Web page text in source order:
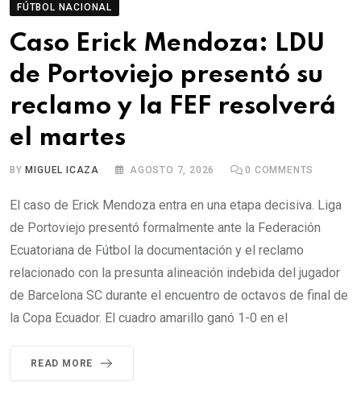
FÚTBOL NACIONAL
Caso Erick Mendoza: LDU
de Portoviejo presentó su
reclamo y la FEF resolverá
el martes
BYMIGUEL ICAZA AGOSTO 7, 2026 0 COMMENTS
El caso de Erick Mendoza entra en una etapa decisiva. Liga
de Portoviejo presentó formalmente ante la Federación
Ecuatoriana de Fútbol la documentación y el reclamo
relacionado con la presunta alineación indebida del jugador
de Barcelona SC durante el encuentro de octavos de final de
la Copa Ecuador. El cuadro amarillo ganó 1-0 en el
READ MORE